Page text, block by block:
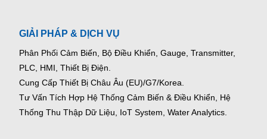
GIẢI PHÁP & DỊCH VỤ
Phân Phối Cảm Biến, Bộ Điều Khiển, Gauge, Transmitter,
PLC, HMI, Thiết Bị Điện.
Cung Cấp Thiết Bị Châu Âu (EU)/G7/Korea.
Tư Vấn Tích Hợp Hệ Thống Cảm Biến & Điều Khiển, Hệ
Thống Thu Thập Dữ Liệu, IoT System, Water Analytics.